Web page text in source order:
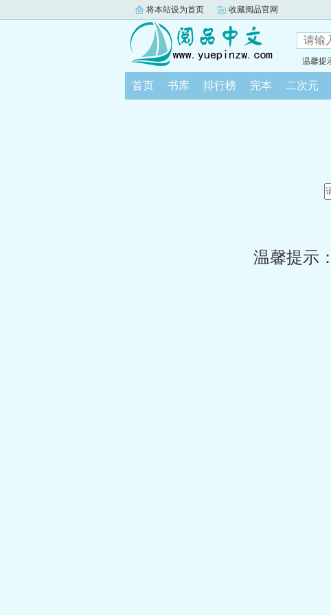
将本站设为首页 收藏阅品官网
温馨提
首页 书库 排行榜 完本 二次元
温馨提示